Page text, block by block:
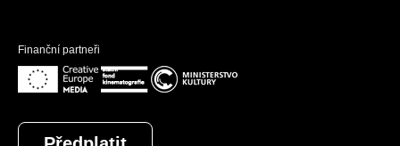
Finanční partneři